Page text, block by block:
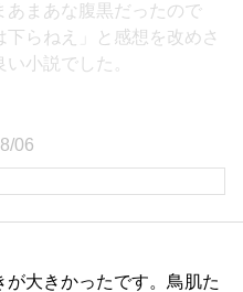
あまあな腹黒だったので
下らねえ」と感想を改めさ
小説でした。
06
大きかったです。鳥肌た